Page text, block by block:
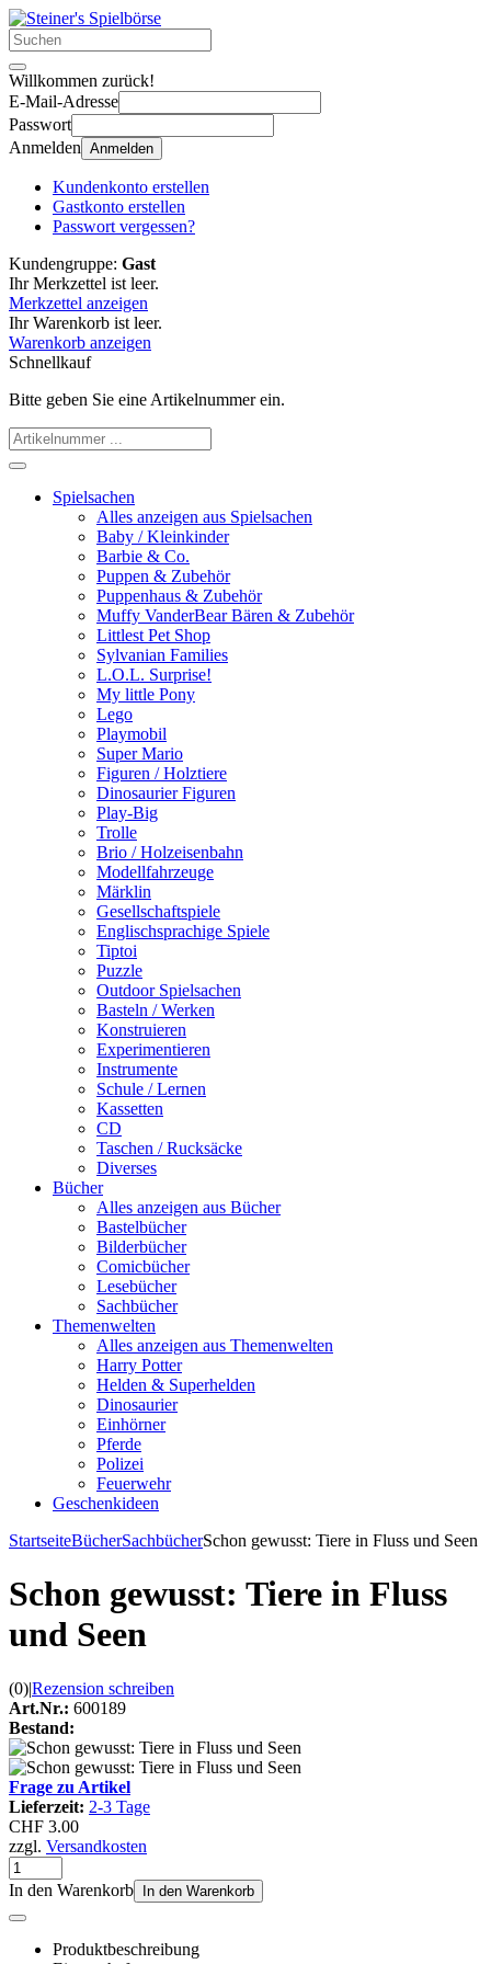
Willkommen zurück!
E-Mail-Adresse
Passwort
Anmelden Anmelden
Kundenkonto erstellen
Gastkonto erstellen
Passwort vergessen?
Kundengruppe: Gast
Ihr Merkzettel ist leer.
Merkzettel anzeigen
Ihr Warenkorb ist leer.
Warenkorb anzeigen
Schnellkauf
Bitte geben Sie eine Artikelnummer ein.
Spielsachen
Alles anzeigen aus Spielsachen
Baby / Kleinkinder
Barbie & Co.
Puppen & Zubehör
Puppenhaus & Zubehör
Muffy VanderBear Bären & Zubehör
Littlest Pet Shop
Sylvanian Families
L.O.L. Surprise!
My little Pony
Lego
Playmobil
Super Mario
Figuren / Holztiere
Dinosaurier Figuren
Play-Big
Trolle
Brio / Holzeisenbahn
Modellfahrzeuge
Märklin
Gesellschaftspiele
Englischsprachige Spiele
Tiptoi
Puzzle
Outdoor Spielsachen
Basteln / Werken
Konstruieren
Experimentieren
Instrumente
Schule / Lernen
Kassetten
CD
Taschen / Rucksäcke
Diverses
Bücher
Alles anzeigen aus Bücher
Bastelbücher
Bilderbücher
Comicbücher
Lesebücher
Sachbücher
Themenwelten
Alles anzeigen aus Themenwelten
Harry Potter
Helden & Superhelden
Dinosaurier
Einhörner
Pferde
Polizei
Feuerwehr
Geschenkideen
StartseiteBücherSachbücherSchon gewusst: Tiere in Fluss und Seen
Schon gewusst: Tiere in Fluss
und Seen
(0)|Rezension schreiben
Art.Nr.: 600189
Bestand:
Frage zu Artikel
Lieferzeit: 2-3 Tage
CHF 3.00
zzgl. Versandkosten
In den Warenkorb In den Warenkorb
Produktbeschreibung